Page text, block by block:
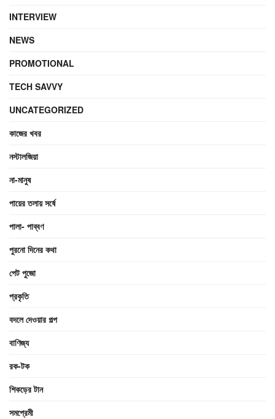
INTERVIEW
NEWS
PROMOTIONAL
TECH SAVVY
UNCATEGORIZED
কাজের খবর
নস্টালজিয়া
না-মানুষ
পায়ের তলায় সর্ষে
পালা- পাব্বণ
পুরনো দিনের কথা
পেট পুজো
প্রকৃতি
বদলে দেওয়ার গল্প
বাণিজ্য
রক-টক
শিকড়ের টান
সমপ্রেমী